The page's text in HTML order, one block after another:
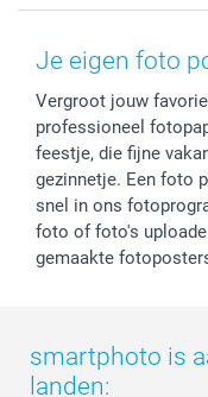
Herroepingsrecht
Privacy
Cookiebeleid
Reviews
Prijslijst
Investor Relations
Mijn orderstatus
smartbonus
smartfriends
Affiliate
Partnerships
Influencer
Baby
Moederdag
Vaderdag
Huwelijk
Je eigen foto
Vergroot jouw
professioneel
feestje, die fijne
gezinnetje. Een foto
snel in ons
foto of foto's
gemaakte
smartphoto is
landen: